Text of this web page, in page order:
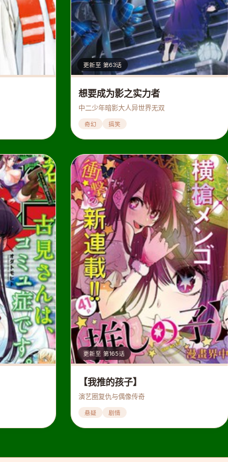
更新至 第63话
想要成为影之实力者
中二少年暗影大人异世界无双
奇幻 搞笑
更新至 第165话
【我推的孩子】
演艺圈复仇与偶像传奇
悬疑 剧情